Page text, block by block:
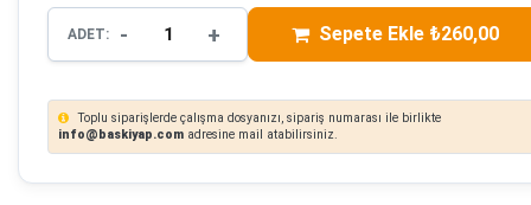
ADET: - + Sepete Ekle ₺260,00
Toplu siparişlerde çalışma dosyanızı, sipariş numarası ile birlikte
info@baskiyap.com adresine mail atabilirsiniz.